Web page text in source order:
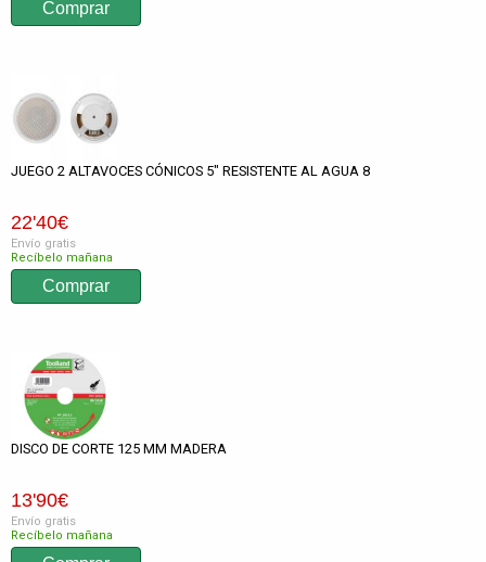
JUEGO 2 ALTAVOCES CÓNICOS 5" RESISTENTE AL AGUA 8
22'40€
Envío gratis
Recíbelo mañana
DISCO DE CORTE 125 MM MADERA
13'90€
Envío gratis
Recíbelo mañana